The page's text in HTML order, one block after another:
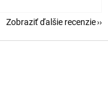
Zobraziť ďalšie recenzie